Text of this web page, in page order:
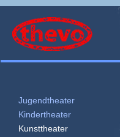
Theater
Jugendtheater
Kindertheater
Kunsttheater